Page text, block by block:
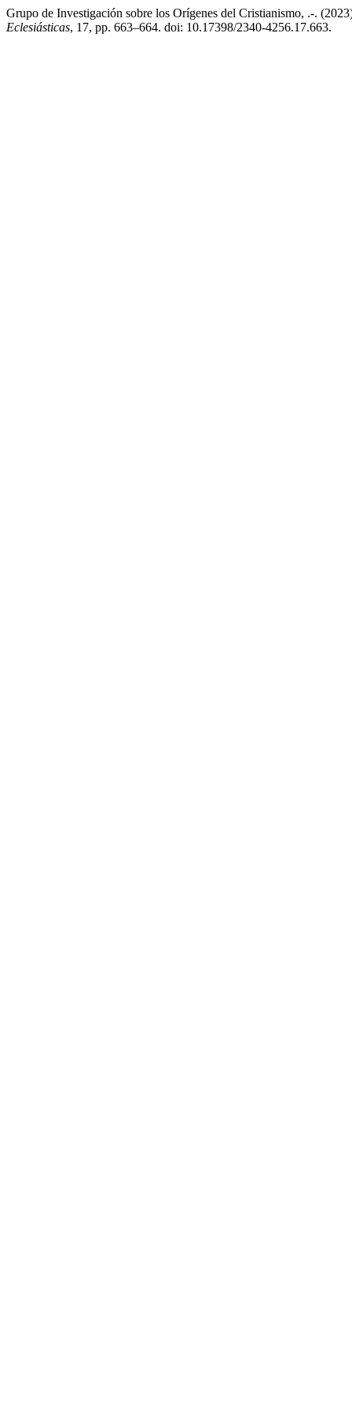
Grupo de Investigación sobre los Orígenes del Cristianismo, .-.
Eclesiásticas, 17, pp. 663–664. doi: 10.17398/2340-4256.17.663.